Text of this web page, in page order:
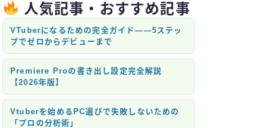
人気記事・おすすめ記事
VTuberになるための完全ガイド——5ステッ
プでゼロからデビューまで
Premiere Proの書き出し設定完全解説
【2026年版】
Vtuberを始めるPC選びで失敗しないための
「プロの分析術」